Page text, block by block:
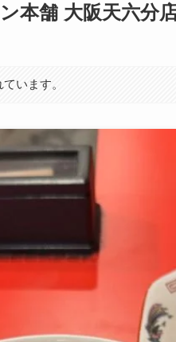
本舗 大阪天六分
います。